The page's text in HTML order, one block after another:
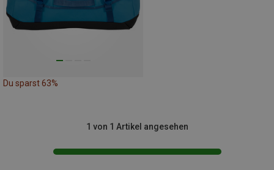
Du sparst 63%
1 von 1 Artikel angesehen